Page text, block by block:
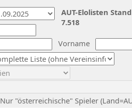
Vorname
Nur "österreichische" Spieler
AUT-Elolisten
7.518